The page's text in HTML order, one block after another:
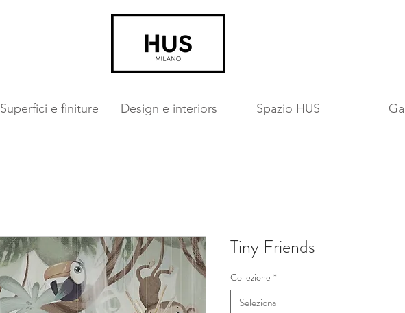
Superfici e finiture Design e interiors Spazio HUS
Tiny Friends
Collezione *
Seleziona